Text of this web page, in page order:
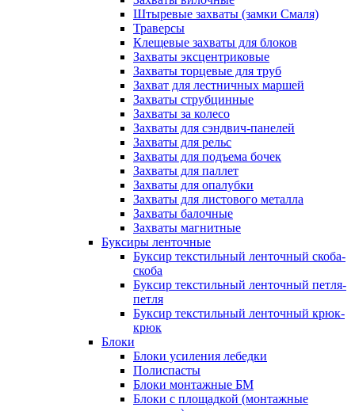
Штыревые захваты (замки Смаля)
Траверсы
Клещевые захваты для блоков
Захваты эксцентриковые
Захваты торцевые для труб
Захват для лестничных маршей
Захваты струбцинные
Захваты за колесо
Захваты для сэндвич-панелей
Захваты для рельс
Захваты для подъема бочек
Захваты для паллет
Захваты для опалубки
Захваты для листового металла
Захваты балочные
Захваты магнитные
Буксиры ленточные
Буксир текстильный ленточный скоба-
скоба
Буксир текстильный ленточный петля-
петля
Буксир текстильный ленточный крюк-
крюк
Блоки
Блоки усиления лебедки
Полиспасты
Блоки монтажные БМ
Блоки с площадкой (монтажные